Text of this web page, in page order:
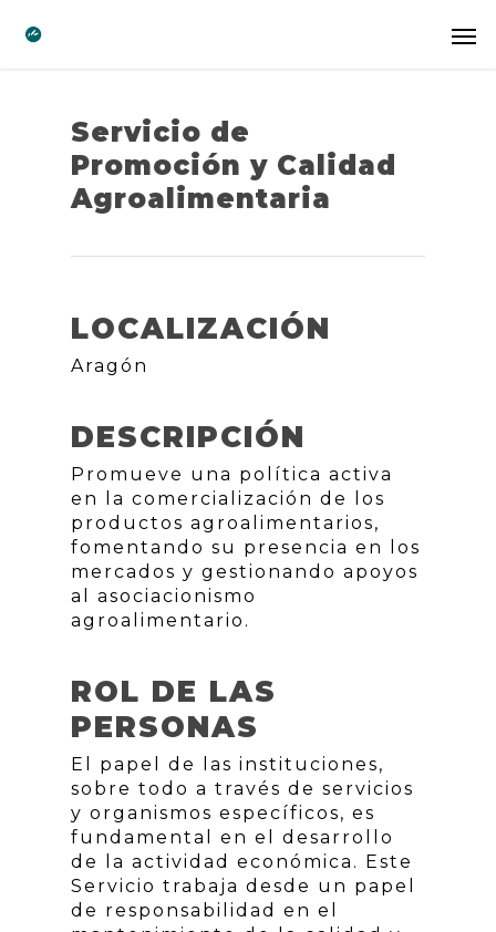
Servicio de
Promoción y Calidad
Agroalimentaria
LOCALIZACIÓN
Aragón
DESCRIPCIÓN
Promueve una política activa
en la comercialización de los
productos agroalimentarios,
fomentando su presencia en los
mercados y gestionando apoyos
al asociacionismo
agroalimentario.
ROL DE LAS
PERSONAS
El papel de las instituciones,
sobre todo a través de servicios
y organismos específicos, es
fundamental en el desarrollo
de la actividad económica. Este
Servicio trabaja desde un papel
de responsabilidad en el